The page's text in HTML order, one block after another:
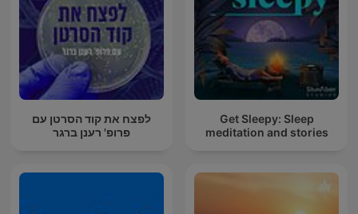
לפצח את קוד הסרטן עם
פרופ' רענן ברגר
Get Sleepy: Sleep
meditation and stories